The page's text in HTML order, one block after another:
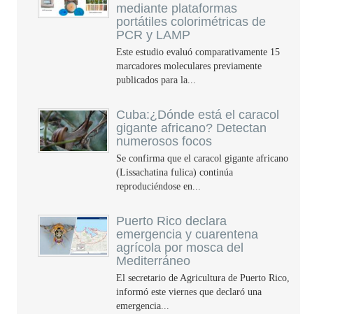
mediante plataformas
portátiles colorimétricas de
PCR y LAMP
Este estudio evaluó comparativamente 15
marcadores moleculares previamente
publicados para la...
Cuba:¿Dónde está el caracol
gigante africano? Detectan
numerosos focos
Se confirma que el caracol gigante africano
(Lissachatina fulica) continúa
reproduciéndose en...
Puerto Rico declara
emergencia y cuarentena
agrícola por mosca del
Mediterráneo
El secretario de Agricultura de Puerto Rico,
informó este viernes que declaró una
emergencia...